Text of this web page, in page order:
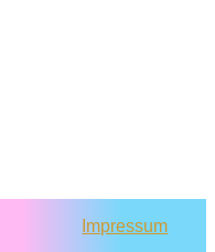
Impressum